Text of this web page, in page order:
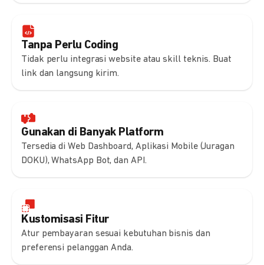
Tanpa Perlu Coding
Tidak perlu integrasi website atau skill teknis. Buat
link dan langsung kirim.
Gunakan di Banyak Platform
Tersedia di Web Dashboard, Aplikasi Mobile (Juragan
DOKU), WhatsApp Bot, dan API.
Kustomisasi Fitur
Atur pembayaran sesuai kebutuhan bisnis dan
preferensi pelanggan Anda.